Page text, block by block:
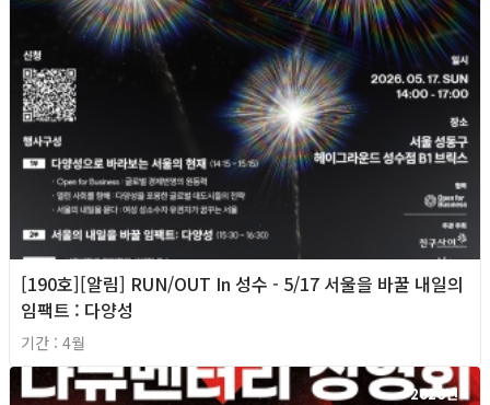
[190호][알림] RUN/OUT In 성수 - 5/17 서울을 바꿀 내일의
임팩트 : 다양성
기간 : 4월
2026년